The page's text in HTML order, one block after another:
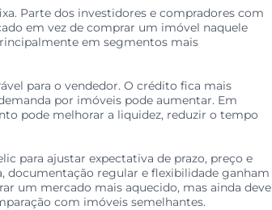
Parte dos investidores e compradores com
em vez de comprar um imóvel naquele
em segmentos mais
para o vendedor. O crédito fica mais
por imóveis pode aumentar. Em
pode melhorar a liquidez, reduzir o tempo
para ajustar expectativa de prazo, preço e
documentação regular e flexibilidade ganham
um mercado mais aquecido, mas ainda deve
com imóveis semelhantes.